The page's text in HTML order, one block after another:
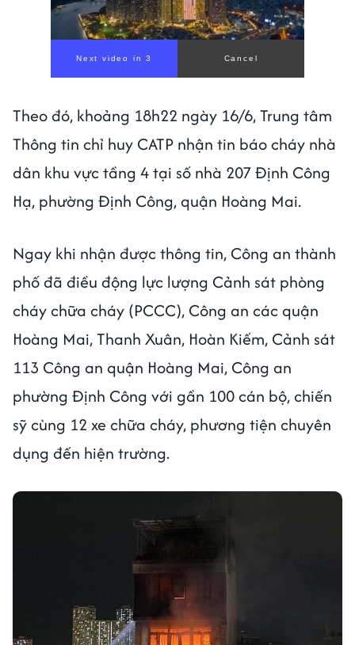
Theo đó, khoảng 18h22 ngày 16/6, Trung tâm
Thông tin chỉ huy CATP nhận tin báo cháy nhà
dân khu vực tầng 4 tại số nhà 207 Định Công
Hạ, phường Định Công, quận Hoàng Mai.
Ngay khi nhận được thông tin, Công an thành
phố đã điều động lực lượng Cảnh sát phòng
cháy chữa cháy (PCCC), Công an các quận
Hoàng Mai, Thanh Xuân, Hoàn Kiếm, Cảnh sát
113 Công an quận Hoàng Mai, Công an
phường Định Công với gần 100 cán bộ, chiến
sỹ cùng 12 xe chữa cháy, phương tiện chuyên
dụng đến hiện trường.